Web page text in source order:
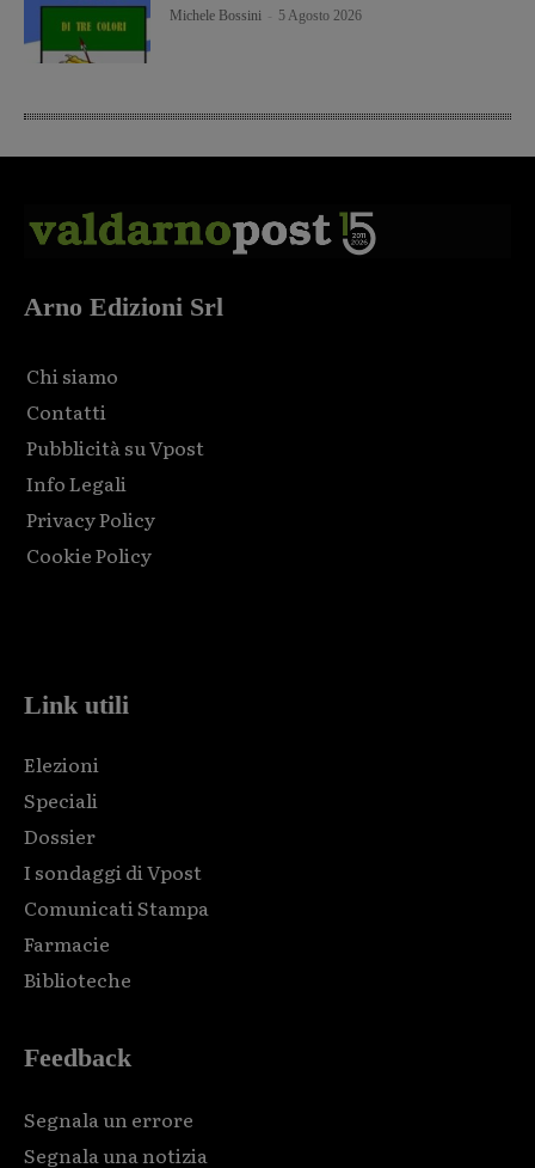
Michele Bossini 5 Agosto 2026
Arno Edizioni Srl
Chi siamo
Contatti
Pubblicità su Vpost
Info Legali
Privacy Policy
Cookie Policy
Link utili
Elezioni
Speciali
Dossier
I sondaggi di Vpost
Comunicati Stampa
Farmacie
Biblioteche
Feedback
Segnala un errore
Segnala una notizia